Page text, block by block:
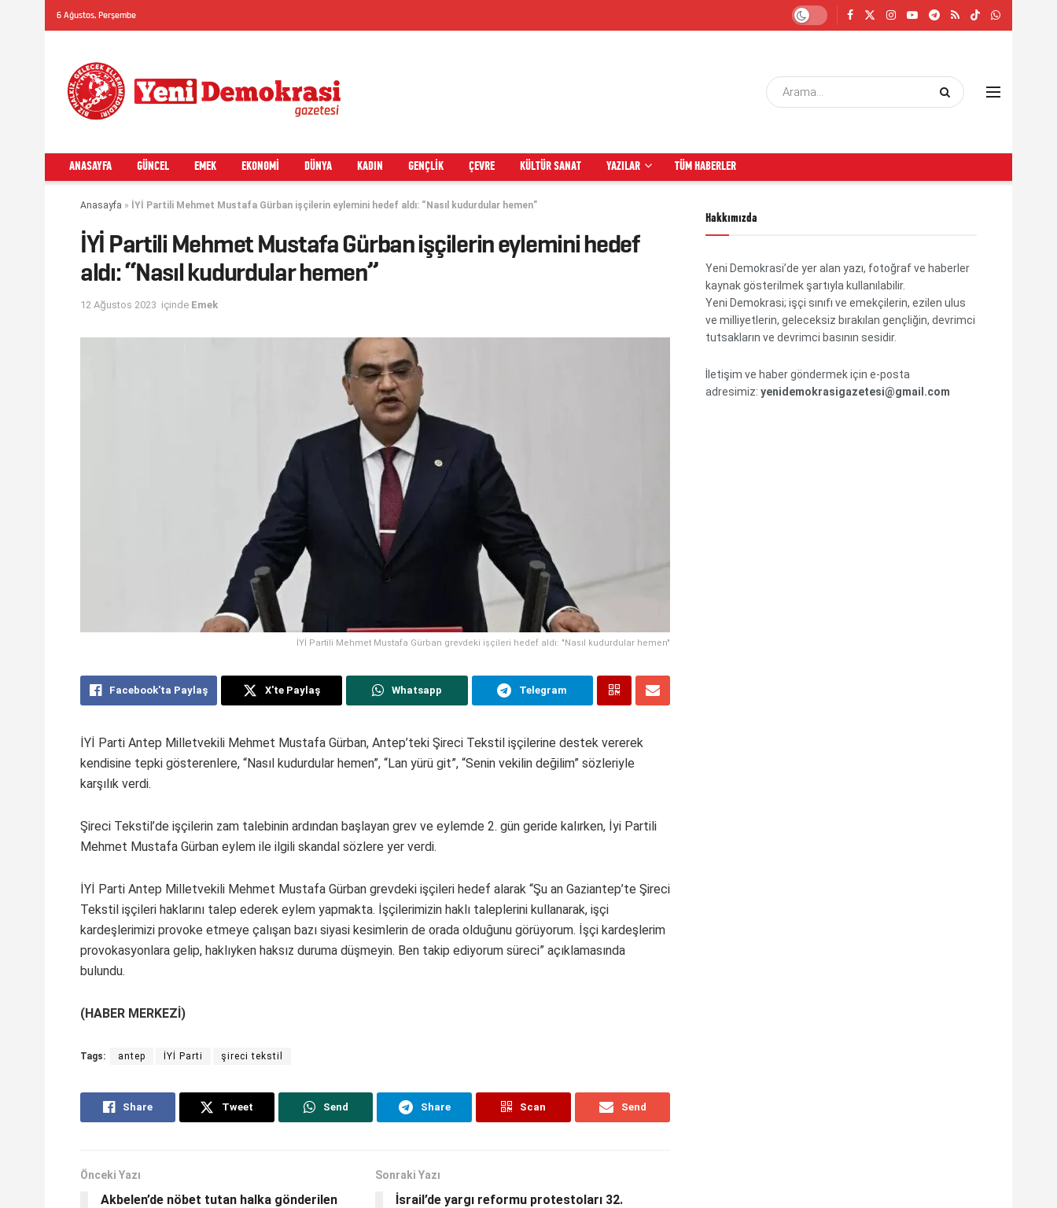
6 Ağustos, Perşembe
ANASAYFA GÜNCEL EMEK EKONOMI DÜNYA KADIN GENÇLIK ÇEVRE KÜLTÜR SANAT YAZILAR TÜM HABERLER
Anasayfa » İYİ Partili Mehmet Mustafa Gürban işçilerin eylemini hedef aldı: “Nasıl kudurdular hemen”
İYİ Partili Mehmet Mustafa Gürban işçilerin eylemini hedef
aldı: “Nasıl kudurdular hemen”
12 Ağustos 2023 içinde Emek
İYİ Partili Mehmet Mustafa Gürban grevdeki işçileri hedef aldı: "Nasıl kudurdular hemen"
Facebook'ta Paylaş X'te Paylaş Whatsapp Telegram
İYİ Parti Antep Milletvekili Mehmet Mustafa Gürban, Antep’teki Şireci Tekstil işçilerine destek vererek
kendisine tepki gösterenlere, “Nasıl kudurdular hemen”, “Lan yürü git”, “Senin vekilin değilim” sözleriyle
karşılık verdi.
Şireci Tekstil’de işçilerin zam talebinin ardından başlayan grev ve eylemde 2. gün geride kalırken, İyi Partili
Mehmet Mustafa Gürban eylem ile ilgili skandal sözlere yer verdi.
İYİ Parti Antep Milletvekili Mehmet Mustafa Gürban grevdeki işçileri hedef alarak “Şu an Gaziantep’te Şireci
Tekstil işçileri haklarını talep ederek eylem yapmakta. İşçilerimizin haklı taleplerini kullanarak, işçi
kardeşlerimizi provoke etmeye çalışan bazı siyasi kesimlerin de orada olduğunu görüyorum. İşçi kardeşlerim
provokasyonlara gelip, haklıyken haksız duruma düşmeyin. Ben takip ediyorum süreci” açıklamasında
bulundu.
(HABER MERKEZİ)
Tags: antep İYİ Parti şireci tekstil
Share Tweet Send Share Scan Send
Önceki Yazı
Akbelen’de nöbet tutan halka gönderilen
Sonraki Yazı
İsrail’de yargı reformu protestoları 32.
Hakkımızda
Yeni Demokrasi’de yer alan yazı, fotoğraf ve haberler
kaynak gösterilmek şartıyla kullanılabilir.
Yeni Demokrasi; işçi sınıfı ve emekçilerin, ezilen ulus
ve milliyetlerin, geleceksiz bırakılan gençliğin, devrimci
tutsakların ve devrimci basının sesidir.
İletişim ve haber göndermek için e-posta
adresimiz: yenidemokrasigazetesi@gmail.com